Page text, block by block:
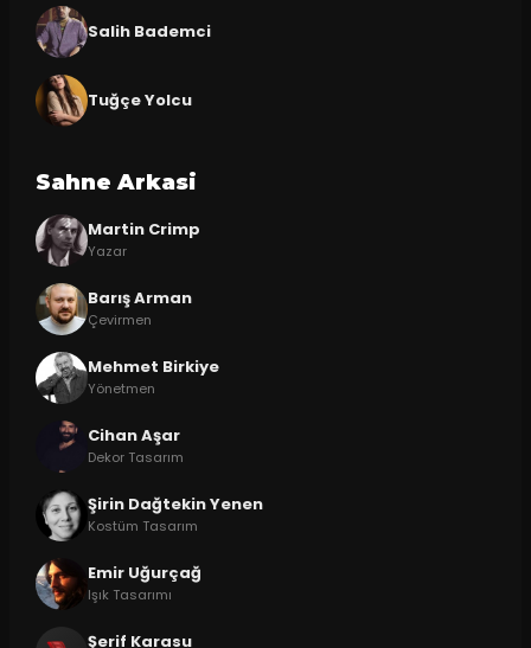
Salih Bademci
Tuğçe Yolcu
Sahne Arkasi
Martin Crimp
Yazar
Barış Arman
Çevirmen
Mehmet Birkiye
Yönetmen
Cihan Aşar
Dekor Tasarım
Şirin Dağtekin Yenen
Kostüm Tasarım
Emir Uğurçağ
Işık Tasarımı
Şerif Karasu